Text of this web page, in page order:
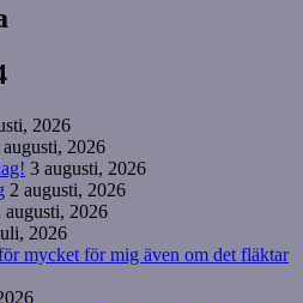
2026
augusti, 2026
3 augusti, 2026
2 augusti, 2026
augusti, 2026
2026
mycket för mig även om det fläktar